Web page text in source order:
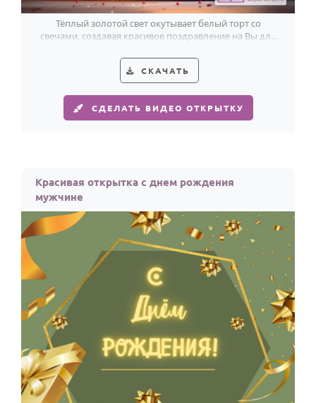
Тёплый золотой свет окутывает белый торт со
свечами, создавая красивое поздравление на Вы для
СКАЧАТЬ
СДЕЛАТЬ ВИДЕО ОТКРЫТКУ
Красивая открытка с днем рождения
мужчине